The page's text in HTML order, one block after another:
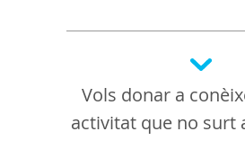
Vols donar a
activitat que no surt